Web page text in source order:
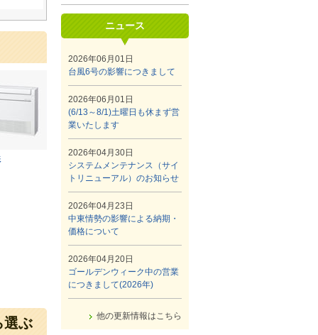
選ぶ
ニュース
2026年06月01日
台風6号の影響につきまして
2026年06月01日
(6/13～8/1)土曜日も休まず営
業いたします
2026年04月30日
システムメンテナンス（サイ
トリニューアル）のお知らせ
2026年04月23日
中東情勢の影響による納期・
価格について
2026年04月20日
ゴールデンウィーク中の営業
につきまして(2026年)
他の更新情報はこちら